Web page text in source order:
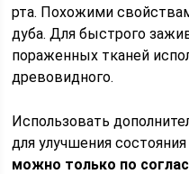
рта. Похожими
дуба. Для быстрого
пораженных тканей
древовидного.
Использовать
для улучшения
можно только по